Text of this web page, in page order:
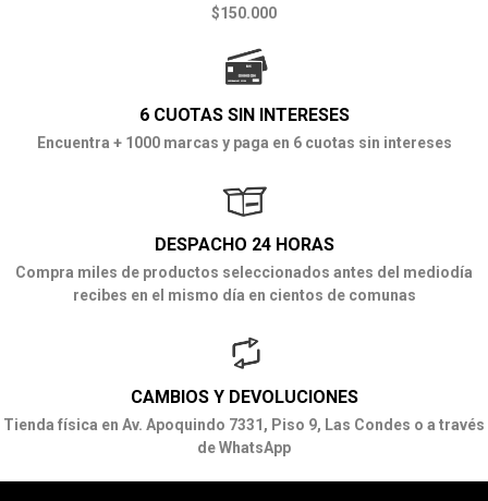
$150.000
6 CUOTAS SIN INTERESES
Encuentra + 1000 marcas y paga en 6 cuotas sin intereses
DESPACHO 24 HORAS
Compra miles de productos seleccionados antes del mediodía
recibes en el mismo día en cientos de comunas
CAMBIOS Y DEVOLUCIONES
Tienda física en Av. Apoquindo 7331, Piso 9, Las Condes o a través
de WhatsApp